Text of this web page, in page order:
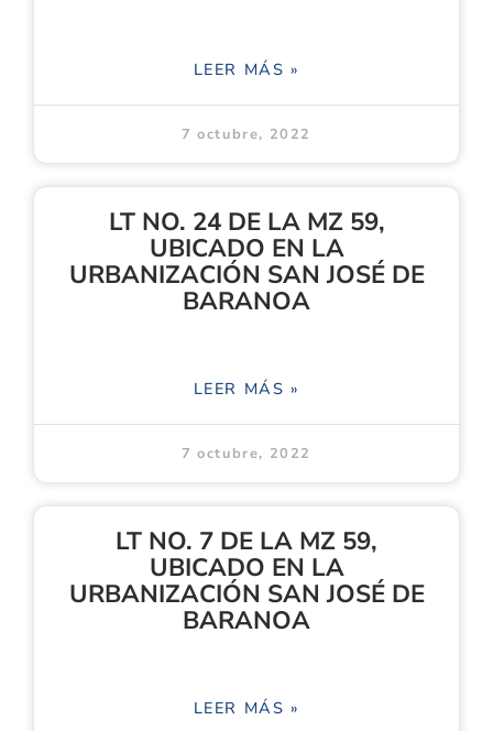
LEER MÁS »
7 octubre, 2022
LT NO. 24 DE LA MZ 59,
UBICADO EN LA
URBANIZACIÓN SAN JOSÉ DE
BARANOA
LEER MÁS »
7 octubre, 2022
LT NO. 7 DE LA MZ 59,
UBICADO EN LA
URBANIZACIÓN SAN JOSÉ DE
BARANOA
LEER MÁS »